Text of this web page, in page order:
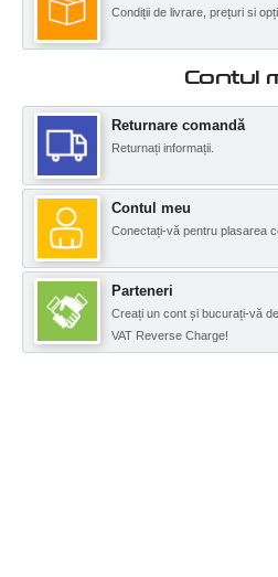
Condiții de livrare, prețuri si
Contul
Returnare comandă
Returnați informații.
Contul meu
Conectați-vă pentru plasarea
Parteneri
Creați un cont și bucurați-vă
VAT Reverse Charge!